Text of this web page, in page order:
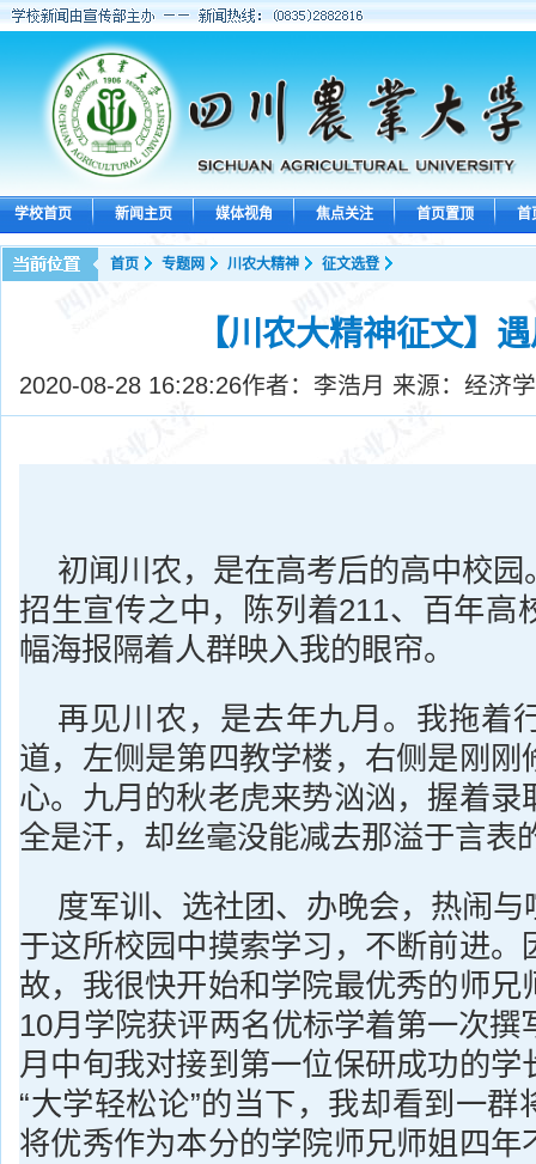
学校首页 新闻主页 媒体视角 焦点关注 首页置顶 首
首页 专题网 川农大精神 征文选登
【川农大精神征文】
2020-08-28 16:28:26作者：李浩月 来源：经济
初闻川农，是在高考后的高中校
招生宣传之中，陈列着211、百年高
幅海报隔着人群映入我的眼帘。
再见川农，是去年九月。我拖着
道，左侧是第四教学楼，右侧是刚刚
心。九月的秋老虎来势汹汹，握着录
全是汗，却丝毫没能减去那溢于言表
度军训、选社团、办晚会，热闹
于这所校园中摸索学习，不断前进。
故，我很快开始和学院最优秀的师兄
10月学院获评两名优标学着第一次撰
月中旬我对接到第一位保研成功的学
“大学轻松论”的当下，我却看到一群
将优秀作为本分的学院师兄师姐四年